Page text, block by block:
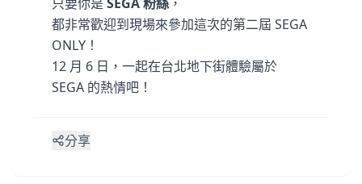
都非常歡迎到現場來參加這次的第二屆 SEGA
ONLY！
12 月 6 日，一起在台北地下街體驗屬於
SEGA 的熱情吧！
分享